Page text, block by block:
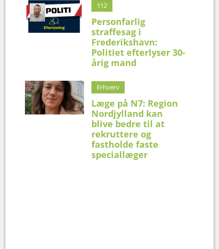
112
Personfarlig
straffesag i
Frederikshavn:
Politiet efterlyser 30-
årig mand
Erhverv
Læge på N7: Region
Nordjylland kan
blive bedre til at
rekruttere og
fastholde faste
speciallæger